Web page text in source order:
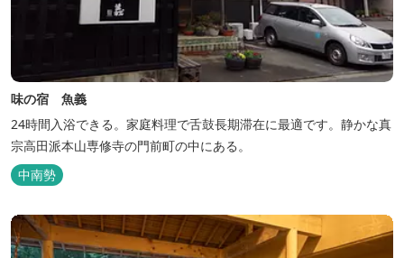
味の宿 魚義
24時間入浴できる。家庭料理で舌鼓長期滞在に最適です。静かな真
宗高田派本山専修寺の門前町の中にある。
中南勢